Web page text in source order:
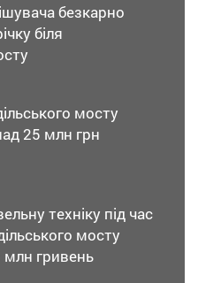
безкарно
біля
мосту
25 млн грн
техніку під час
мосту
млн гривень